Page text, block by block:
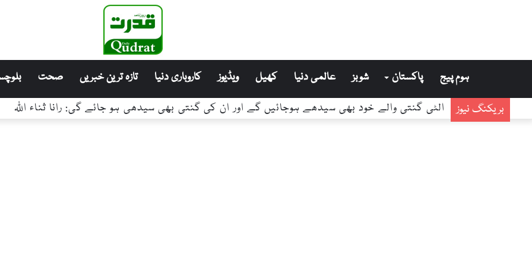
ہوم پیج پاکستان شوبز عالمی دنیا کھیل ویڈیوز کاروباری دنیا تازہ ترین خبریں صحت
بریکنگ نیوز
الٹی گنتی والے خود بھی سیدھے ہوجائیں گے اور ان کی گنتی بھی سیدھی ہو جائے گی: رانا ثناء اللّٰہ